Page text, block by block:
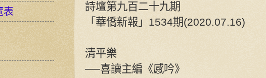
詩壇第九百二十九期
「華僑新報」1534期(2020.07.16)
清平樂
──喜讀主編《感吟》
表